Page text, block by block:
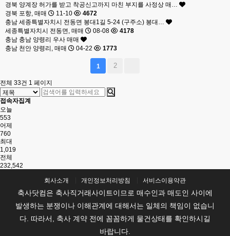
경북 양계장 허가를 받고 착공신고까지 마친 부지를 사정상 매…
경북 포항, 매매
11-10
4672
충남 세종특별자치시 전동면 봉대1길 5-24 (구주소) 봉대…
세종특별자치시 전동면, 매매
08-08
4178
충남 충남 양령리 우사 매매
충남 천안 양령리, 매매
04-22 1773
1 2
전체 33건 1 페이지
접속자집계
오늘
553
어제
760
최대
1,019
전체
232,542
회사소개 개인정보처리방침 서비스이용약관
축사닷컴은 축사직거래사이트이므로 매수인과 매도인 사이에
발생하는 분쟁이나 이해관계에 대해서는 일체의 책임이 없습니
다. 따라서, 축사 계약 전에 꼼꼼하게 물건상태를 확인하시길
바랍니다.